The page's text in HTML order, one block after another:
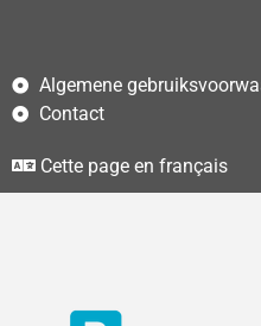
Algemene
Contact
Cette page en français